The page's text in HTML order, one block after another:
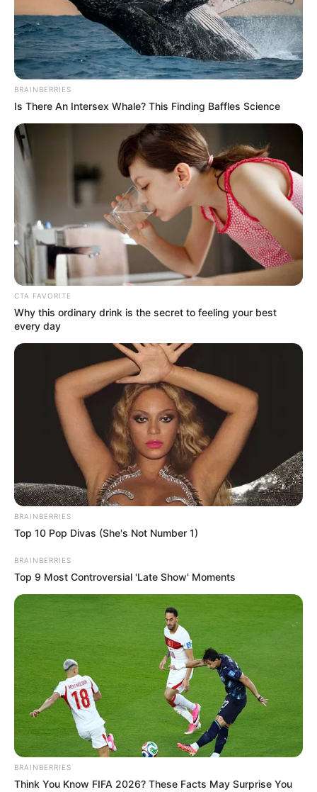
เนื้อหาที่ได้รับการโปรโมต
Remember Them? These '90s Couples Defined An
Era—See The Complete List
You'll Be Amazed By The Blue Lagoon Stars Today
The Way You Sit Could Expose Your True Personality
15 Things You Do Everyday That The Bible Forbids:
BRAINBERRIES
Is There An Intersex Whale? This Finding Baffles Science
CTA FAVORITE
Why this ordinary drink is the secret to feeling your best
every day
BRAINBERRIES
Top 10 Pop Divas (She's Not Number 1)
BRAINBERRIES
Top 9 Most Controversial 'Late Show' Moments
BRAINBERRIES
Think You Know FIFA 2026? These Facts May Surprise You